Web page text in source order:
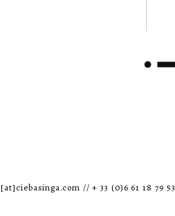
// + 33 (0)6 61 18 79 53